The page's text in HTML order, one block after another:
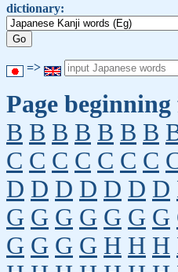
dictionary:
=>
Page
B B B B B B B
C C C C C C C
D D D D D D D
G G G G G G G
G G G G H H H